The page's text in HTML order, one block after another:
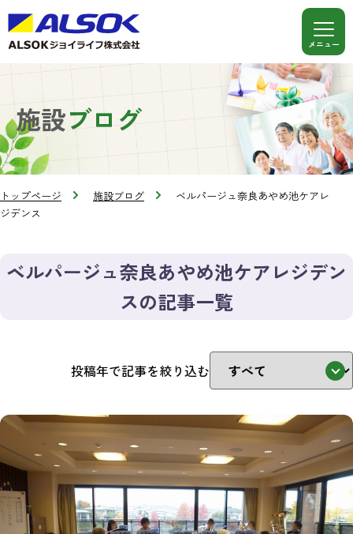
施設ブログ
トップページ 施設ブログ
ベルパージュ奈良あやめ池ケアレ
ジデンス
ベルパージュ奈良あやめ池ケアレジデン
スの記事一覧
投稿年で記事を絞り込む